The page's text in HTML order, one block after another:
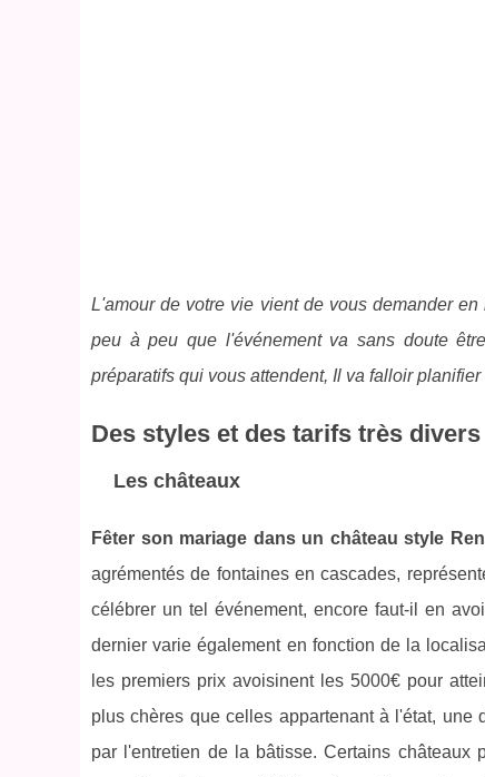
L'amour de votre vie vient de vous demander
peu à peu que l'événement va sans doute
préparatifs qui vous attendent, Il va falloir
Des styles et des tarifs très divers
Les châteaux
Fêter son mariage dans un château style
agrémentés de fontaines en cascades,
célébrer un tel événement, encore faut-il en
dernier varie également en fonction de la
les premiers prix avoisinent les 5000€ pour
plus chères que celles appartenant à l'état,
par l'entretien de la bâtisse. Certains châteaux